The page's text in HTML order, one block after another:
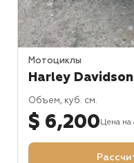
Мотоциклы
Harley
Объем, куб. см.
$ 6,200 Цена